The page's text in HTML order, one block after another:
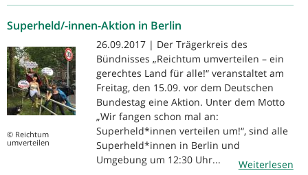
Superheld/-innen-Aktion in Berlin
© Reichtum
umverteilen
26.09.2017 | Der Trägerkreis des
Bündnisses „Reichtum umverteilen – ein
gerechtes Land für alle!“ veranstaltet am
Freitag, den 15.09. vor dem Deutschen
Bundestag eine Aktion. Unter dem Motto
„Wir fangen schon mal an:
Superheld*innen verteilen um!“, sind alle
Superheld*innen in Berlin und
Umgebung um 12:30 Uhr...
Weiterlesen